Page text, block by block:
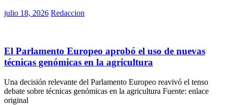
Posted
julio 18, 2026 Redaccion
El Parlamento Europeo aprobó el uso de nuevas
técnicas genómicas en la agricultura
Una decisión relevante del Parlamento Europeo reavivó el tenso
debate sobre técnicas genómicas en la agricultura Fuente: enlace
original